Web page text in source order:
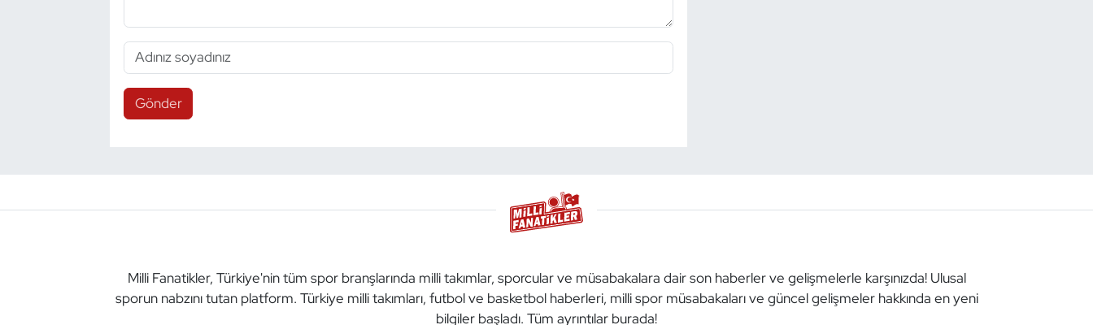
Gönder
Milli Fanatikler, Türkiye'nin tüm spor branşlarında milli takımlar, sporcular ve müsabakalara dair son haberler ve gelişmelerle karşınızda! Ulusal
sporun nabzını tutan platform. Türkiye milli takımları, futbol ve basketbol haberleri, milli spor müsabakaları ve güncel gelişmeler hakkında en yeni
bilgiler başladı. Tüm ayrıntılar burada!